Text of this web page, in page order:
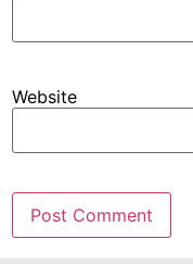
Website